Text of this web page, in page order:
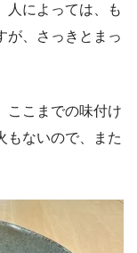
人によっては、も
が、さっきとまっ
ここまでの味付け
もないので、また